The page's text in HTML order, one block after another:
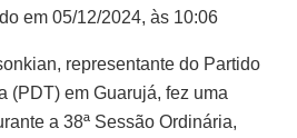
em 05/12/2024, às 10:06
representante do Partido
(PDT) em Guarujá, fez uma
a 38ª Sessão Ordinária,